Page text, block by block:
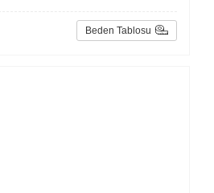
Beden Tablosu